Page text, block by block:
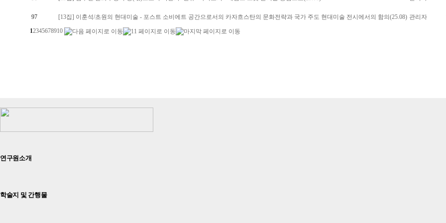
97 [13집] 이훈석/초원의 현대미술 - 포스트 소비에트 공간으로서의 카자흐스탄의 문화전략과 국가 주도 현대미술 전시에서의 함의(25.08) 관리자
12345678910
연구원소개
학술지 및 간행물